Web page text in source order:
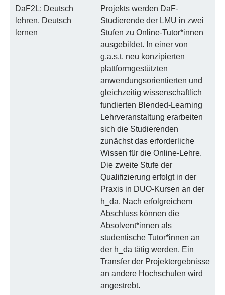
DaF2L: Deutsch
lehren, Deutsch
lernen
Projekts werden DaF-
Studierende der LMU in zwei
Stufen zu Online-Tutor*innen
ausgebildet. In einer von
g.a.s.t. neu konzipierten
plattformgestützten
anwendungsorientierten und
gleichzeitig wissenschaftlich
fundierten Blended-Learning
Lehrveranstaltung erarbeiten
sich die Studierenden
zunächst das erforderliche
Wissen für die Online-Lehre.
Die zweite Stufe der
Qualifizierung erfolgt in der
Praxis in DUO-Kursen an der
h_da. Nach erfolgreichem
Abschluss können die
Absolvent*innen als
studentische Tutor*innen an
der h_da tätig werden. Ein
Transfer der Projektergebnisse
an andere Hochschulen wird
angestrebt.